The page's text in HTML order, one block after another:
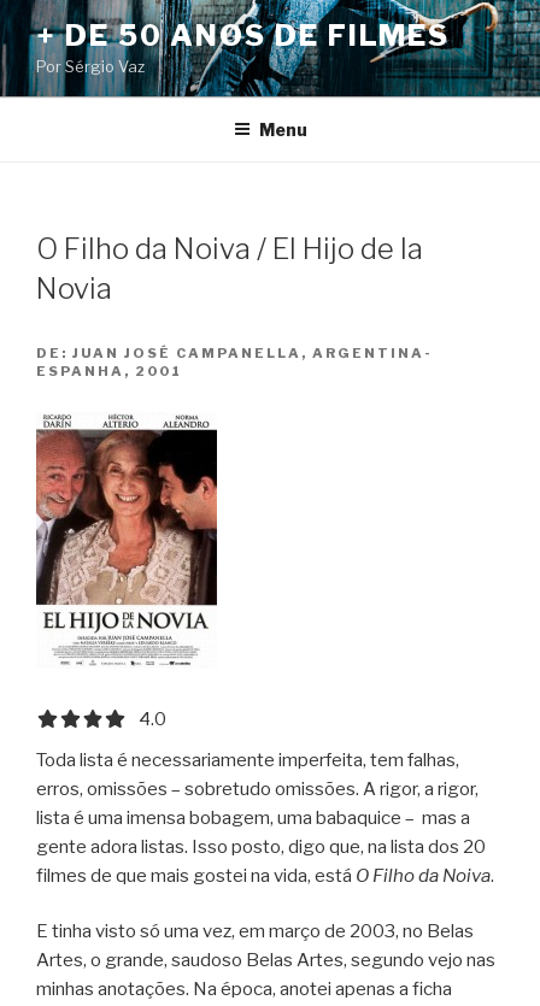
Pular
para
o
conteúdo
+ DE 50 ANOS DE FILMES
Por Sérgio Vaz
Menu
O Filho da Noiva / El Hijo de la
Novia
DE: JUAN JOSÉ CAMPANELLA, ARGENTINA-
ESPANHA, 2001
4.0 out of 5.0 stars
4.0
Toda lista é necessariamente imperfeita, tem falhas,
erros, omissões – sobretudo omissões. A rigor, a rigor,
lista é uma imensa bobagem, uma babaquice – mas a
gente adora listas. Isso posto, digo que, na lista dos 20
filmes de que mais gostei na vida, está O Filho da Noiva.
E tinha visto só uma vez, em março de 2003, no Belas
Artes, o grande, saudoso Belas Artes, segundo vejo nas
minhas anotações. Na época, anotei apenas a ficha